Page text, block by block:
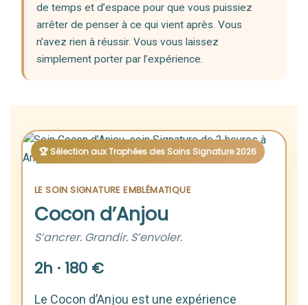
de temps et d’espace pour que vous puissiez
arrêter de penser à ce qui vient après. Vous
n’avez rien à réussir. Vous vous laissez
simplement porter par l’expérience.
🏆 Sélection aux Trophées des Soins Signature 2026
LE SOIN SIGNATURE EMBLÉMATIQUE
Cocon d’Anjou
S’ancrer. Grandir. S’envoler.
2h · 180 €
Le Cocon d’Anjou est une expérience